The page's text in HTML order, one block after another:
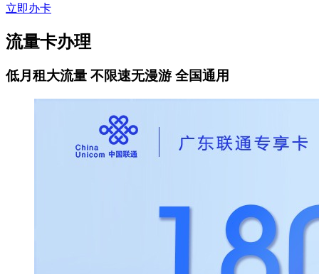
立即办卡
流量卡办理
低月租大流量 不限速无漫游 全国通用